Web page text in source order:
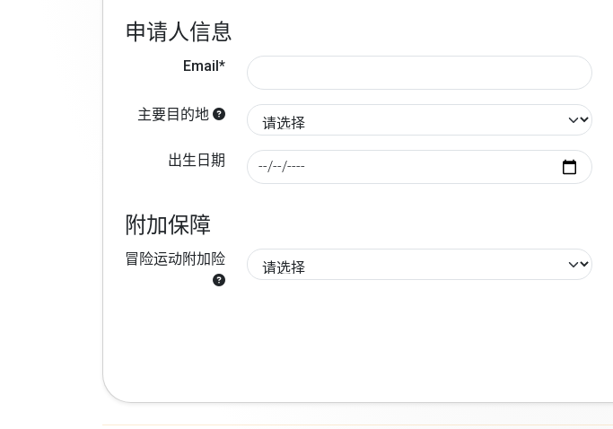
申请人信息
Email*
主要目的地
出生日期
附加保障
冒险运动附加险